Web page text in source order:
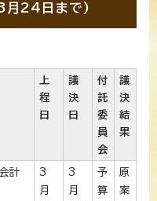
月24日まで)
上
程
日
議
決
日
付
託
委
員
会
議
決
結
果
計
3
月
3
月
予
算
原
案